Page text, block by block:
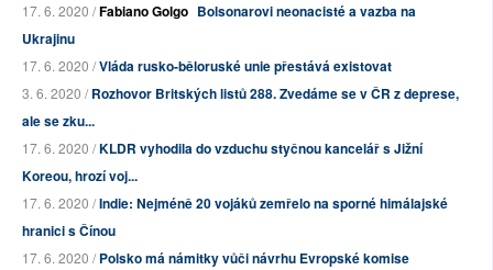
17. 6. 2020 /Fabiano Golgo Bolsonarovi neonacisté a vazba na
Ukrajinu
17. 6. 2020 /Vláda rusko-běloruské unie přestává existovat
3. 6. 2020 /Rozhovor Britských listů 288. Zvedáme se v ČR z deprese,
ale se zku...
17. 6. 2020 /KLDR vyhodila do vzduchu styčnou kancelář s Jižní
Koreou, hrozí voj...
17. 6. 2020 /Indie: Nejméně 20 vojáků zemřelo na sporné himálajské
hranici s Čínou
17. 6. 2020 /Polsko má námitky vůči návrhu Evropské komise